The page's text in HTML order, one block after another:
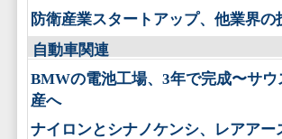
防衛産業スタートアップ、他業界
自動車関連
BMWの電池工場、3年で完成〜サ
産へ
ナイロンとシナノケンシ、レアア